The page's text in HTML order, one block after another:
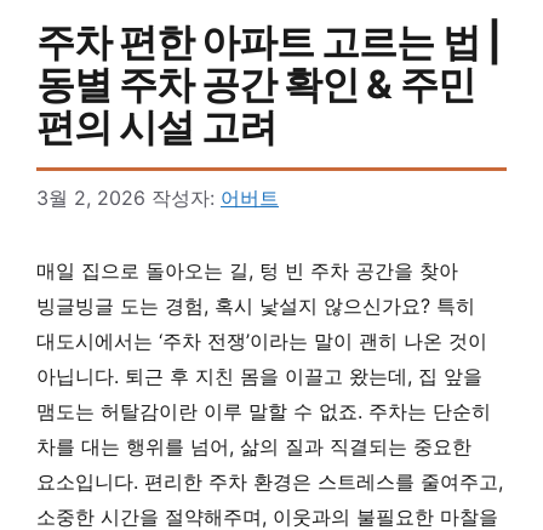
주차 편한 아파트 고르는 법 |
동별 주차 공간 확인 & 주민
편의 시설 고려
3월 2, 2026 작성자: 어버트
매일 집으로 돌아오는 길, 텅 빈 주차 공간을 찾아
빙글빙글 도는 경험, 혹시 낯설지 않으신가요? 특히
대도시에서는 ‘주차 전쟁’이라는 말이 괜히 나온 것이
아닙니다. 퇴근 후 지친 몸을 이끌고 왔는데, 집 앞을
맴도는 허탈감이란 이루 말할 수 없죠. 주차는 단순히
차를 대는 행위를 넘어, 삶의 질과 직결되는 중요한
요소입니다. 편리한 주차 환경은 스트레스를 줄여주고,
소중한 시간을 절약해주며, 이웃과의 불필요한 마찰을